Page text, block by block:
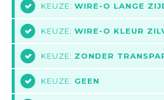
11 KEUZE: WIRE-O LANGE
12 KEUZE: WIRE-O KLEUR
13 KEUZE: ZONDER
14 KEUZE: GEEN